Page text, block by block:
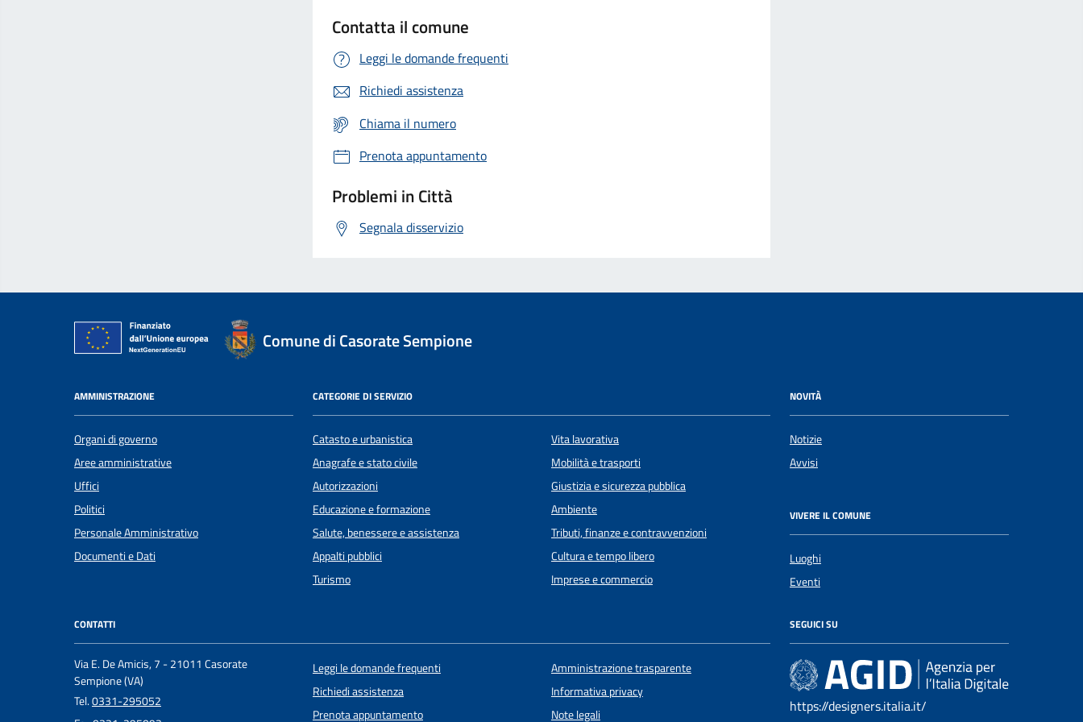
Contatta il comune
Leggi le domande frequenti
Richiedi assistenza
Chiama il numero
Prenota appuntamento
Problemi in Città
Segnala disservizio
Comune di Casorate Sempione
AMMINISTRAZIONE
Organi di governo
Aree amministrative
Uffici
Politici
Personale Amministrativo
Documenti e Dati
CATEGORIE DI SERVIZIO
Catasto e urbanistica
Anagrafe e stato civile
Autorizzazioni
Educazione e formazione
Salute, benessere e assistenza
Appalti pubblici
Turismo
Vita lavorativa
Mobilità e trasporti
Giustizia e sicurezza pubblica
Ambiente
Tributi, finanze e contravvenzioni
Cultura e tempo libero
Imprese e commercio
NOVITÀ
Notizie
Avvisi
VIVERE IL COMUNE
Luoghi
Eventi
CONTATTI
Via E. De Amicis, 7 - 21011 Casorate
Sempione (VA)
Tel.0331-295052
Leggi le domande frequenti
Richiedi assistenza
Prenota appuntamento
Amministrazione trasparente
Informativa privacy
Note legali
SEGUICI SU
https://designers.italia.it/